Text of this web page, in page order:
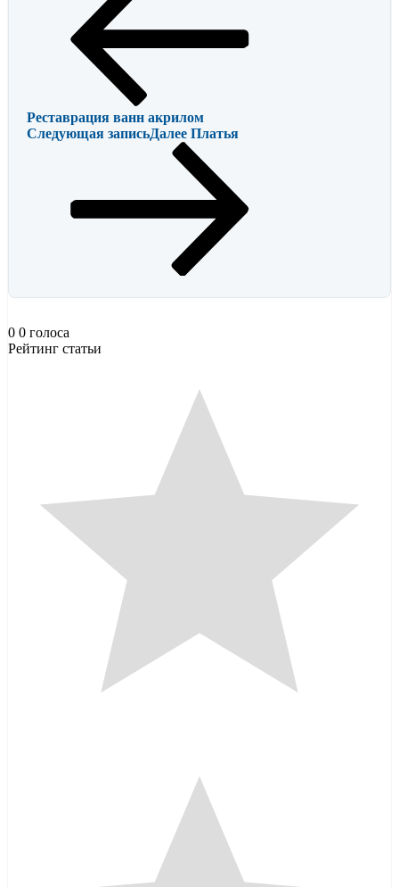
Реставрация ванн акрилом
Следующая записьДалее Платья
0 0 голоса
Рейтинг статьи